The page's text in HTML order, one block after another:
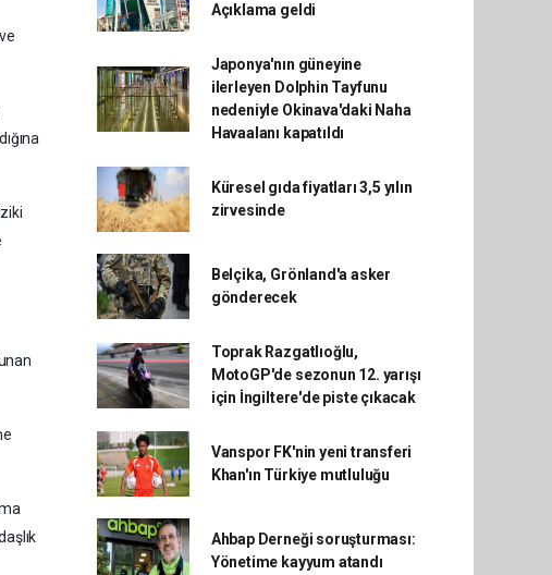
Açıklama geldi
Japonya'nın güneyine
ilerleyen Dolphin Tayfunu
nedeniyle Okinava'daki Naha
Havaalanı kapatıldı
Küresel gıda fiyatları 3,5 yılın
zirvesinde
Belçika, Grönland'a asker
gönderecek
Toprak Razgatlıoğlu,
MotoGP'de sezonun 12. yarışı
için İngiltere'de piste çıkacak
Vanspor FK'nin yeni transferi
Khan'ın Türkiye mutluluğu
Ahbap Derneği soruşturması:
Yönetime kayyum atandı